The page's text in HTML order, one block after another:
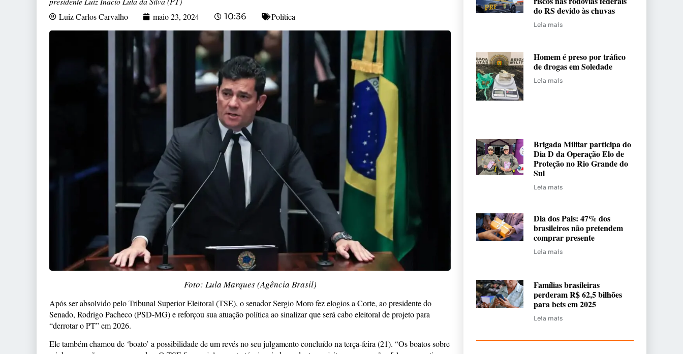
Luiz Carlos Carvalho
maio 23, 2024 10:36 Política
Foto: Lula Marques (Agência Brasil)
Após ser absolvido pelo Tribunal Superior Eleitoral (TSE), o senador Sergio Moro fez elogios a Corte, ao presidente do
Senado, Rodrigo Pacheco (PSD-MG) e reforçou sua atuação política ao sinalizar que será cabo eleitoral de projeto para
“derrotar o PT” em 2026.
Ele também chamou de ‘boato’ a possibilidade de um revés no seu julgamento concluído na terça-feira (21). “Os boatos sobre
do RS devido às chuvas
Leia mais
Homem é preso por tráfico
de drogas em Soledade
Leia mais
Brigada Militar participa do
Dia D da Operação Elo de
Proteção no Rio Grande do
Sul
Leia mais
Dia dos Pais: 47% dos
brasileiros não pretendem
comprar presente
Leia mais
Famílias brasileiras
perderam R$ 62,5 bilhões
para bets em 2025
Leia mais